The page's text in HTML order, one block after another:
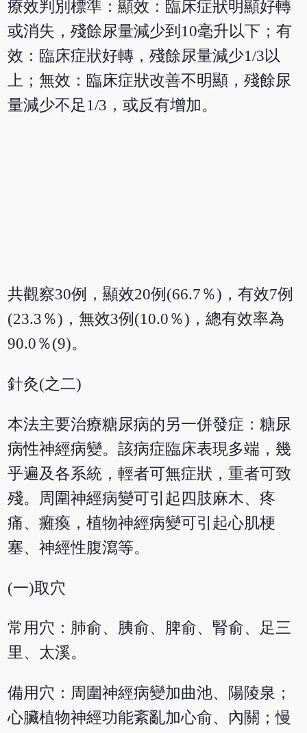
療效判別標準：顯效：臨床症狀明顯好轉
或消失，殘餘尿量減少到10毫升以下；有
效：臨床症狀好轉，殘餘尿量減少1/3以
上；無效：臨床症狀改善不明顯，殘餘尿
量減少不足1/3，或反有增加。
共觀察30例，顯效20例(66.7％)，有效7例
(23.3％)，無效3例(10.0％)，總有效率為
90.0％(9)。
針灸(之二)
本法主要治療糖尿病的另一併發症：糖尿
病性神經病變。該病症臨床表現多端，幾
乎遍及各系統，輕者可無症狀，重者可致
殘。周圍神經病變可引起四肢麻木、疼
痛、癱瘓，植物神經病變可引起心肌梗
塞、神經性腹瀉等。
(一)取穴
常用穴：肺俞、胰俞、脾俞、腎俞、足三
里、太溪。
備用穴：周圍神經病變加曲池、陽陵泉；
心臟植物神經功能紊亂加心俞、內關；慢